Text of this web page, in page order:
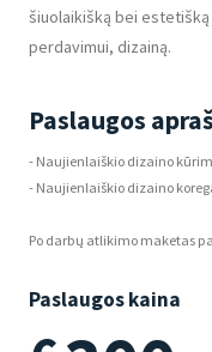
šiuolaikišką bei
perdavimui, dizainą.
Paslaugos
- Naujienlaiškio dizaino
- Naujienlaiškio dizaino
Po darbų atlikimo maketas
Paslaugos kaina